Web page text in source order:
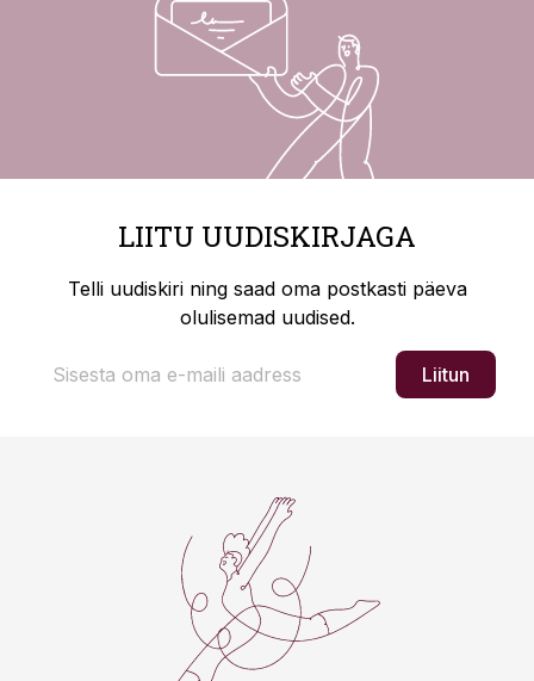
LIITU UUDISKIRJAGA
Telli uudiskiri ning saad oma postkasti päeva
olulisemad uudised.
Liitun